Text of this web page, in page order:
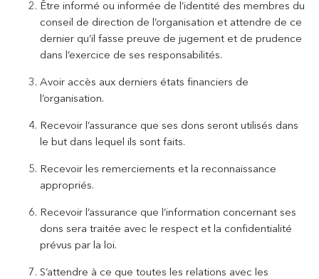
Être informé ou informée de l’identité des membres du
conseil de direction de l’organisation et attendre de ce
dernier qu’il fasse preuve de jugement et de prudence
dans l’exercice de ses responsabilités.
Avoir accès aux derniers états financiers de
l’organisation.
Recevoir l’assurance que ses dons seront utilisés dans
le but dans lequel ils sont faits.
Recevoir les remerciements et la reconnaissance
appropriés.
Recevoir l’assurance que l’information concernant ses
dons sera traitée avec le respect et la confidentialité
prévus par la loi.
S’attendre à ce que toutes les relations avec les